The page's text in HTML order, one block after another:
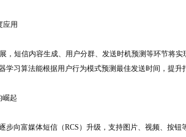
应用
，短信内容生成、用户分群、发送时机预测等环节将
学习算法能根据用户行为模式预测最佳发送时间，提
崛起
步向富媒体短信（RCS）升级，支持图片、视频、按